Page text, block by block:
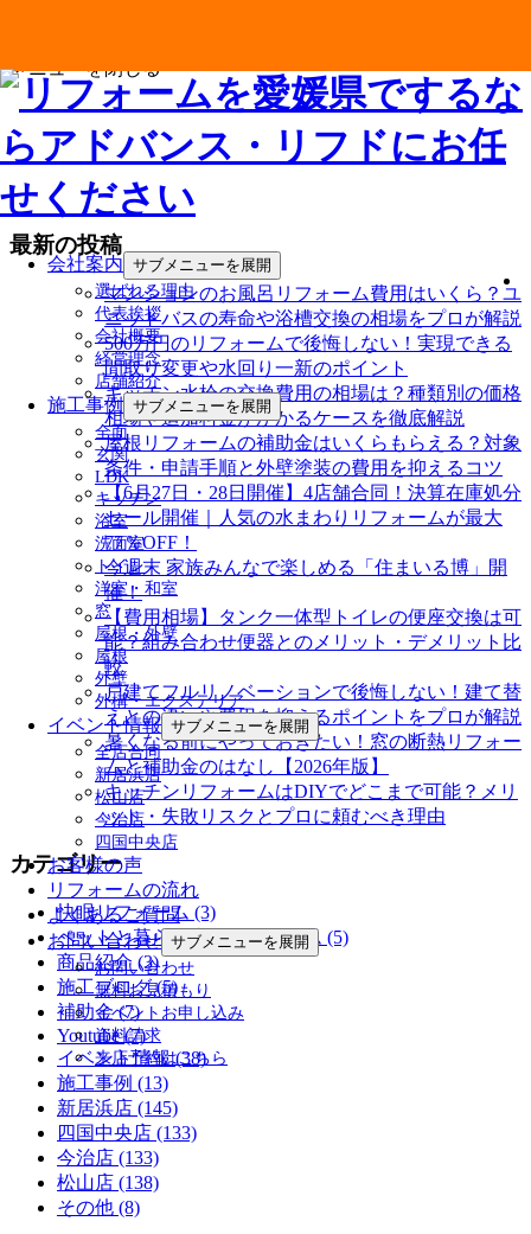
会社案内 サブメニューを展開
選ばれる理由
代表挨拶
会社概要
経営理念
店舗紹介
施工事例 サブメニューを展開
全面
玄関
LDK
キッチン
浴室
洗面室
トイレ
洋室・和室
窓
屋根・外壁
屋根
外壁
外構・エクステリア
イベント情報 サブメニューを展開
全店合同
新居浜店
松山店
今治店
四国中央店
お客様の声
リフォームの流れ
よくあるご質問
お問い合わせ サブメニューを展開
お問い合わせ
無料お見積もり
イベントお申し込み
資料請求
来店予約はこちら
メニューを閉じる
最新の投稿
マンションのお風呂リフォーム費用はいくら？ユ
ニットバスの寿命や浴槽交換の相場をプロが解説
500万円のリフォームで後悔しない！実現できる
間取り変更や水回り一新のポイント
キッチン水栓の交換費用の相場は？種類別の価格
相場や追加料金がかかるケースを徹底解説
屋根リフォームの補助金はいくらもらえる？対象
条件・申請手順と外壁塗装の費用を抑えるコツ
【6月27日・28日開催】4店舗合同！決算在庫処分
セール開催｜人気の水まわりリフォームが最大
77％OFF！
今週末 家族みんなで楽しめる「住まいる博」開
催！
【費用相場】タンク一体型トイレの便座交換は可
能？組み合わせ便器とのメリット・デメリット比
較
戸建てフルリノベーションで後悔しない！建て替
えとの違いや費用を抑えるポイントをプロが解説
暑くなる前にやっておきたい！窓の断熱リフォー
ムと補助金のはなし【2026年版】
キッチンリフォームはDIYでどこまで可能？メリ
ット・失敗リスクとプロに頼むべき理由
カテゴリー
快眠リフォーム (3)
ペットと暮らす幸せリフォーム (5)
商品紹介 (3)
施工ブログ (5)
補助金 (7)
Youtube (7)
イベント情報 (38)
施工事例 (13)
新居浜店 (145)
四国中央店 (133)
今治店 (133)
松山店 (138)
その他 (8)